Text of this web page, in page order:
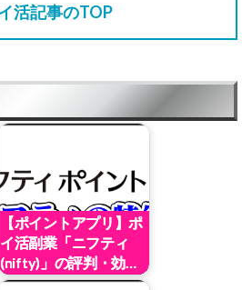
活記事のTOP
【ポイントアプリ】ポ
イ活副業「ニフティ
(nifty)」の評判・効…